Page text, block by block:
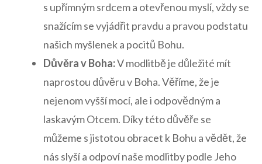
s upřímným srdcem ⁣a⁤ otevřenou myslí, vždy ​se
snažícím se ⁣vyjádřit pravdu a pravou podstatu
našich‍ myšlenek a ⁢pocitů Bohu.
Důvěra v Boha:V modlitbě‌ je důležité mít​
naprostou důvěru v Boha. Věříme, ⁤že ⁣je
nejenom‍ vyšší ‍mocí, ale i odpovědným a
laskavým Otcem. ⁢Díky ⁣této důvěře⁣ se
můžeme ‍s jistotou ⁤obracet k Bohu a ‍vědět, že‌
nás slyší a ‍odpoví naše modlitby podle ⁢Jeho‌